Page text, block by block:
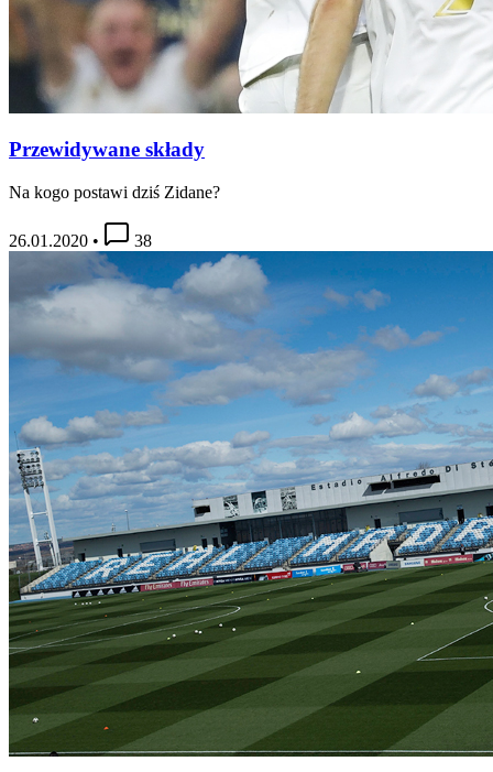
Przewidywane składy
Na kogo postawi dziś Zidane?
26.01.2020 • 38